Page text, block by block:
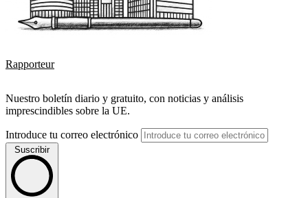
Rapporteur
Nuestro boletín diario y gratuito, con noticias y análisis
imprescindibles sobre la UE.
Introduce tu correo electrónico
Suscribir